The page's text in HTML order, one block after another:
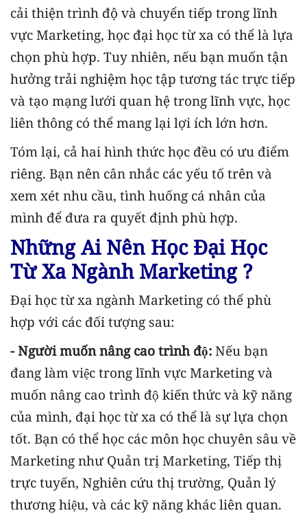
cải thiện trình độ và chuyển tiếp trong lĩnh
vực Marketing, học đại học từ xa có thể là lựa
chọn phù hợp. Tuy nhiên, nếu bạn muốn tận
hưởng trải nghiệm học tập tương tác trực tiếp
và tạo mạng lưới quan hệ trong lĩnh vực, học
liên thông có thể mang lại lợi ích lớn hơn.
Tóm lại, cả hai hình thức học đều có ưu điểm
riêng. Bạn nên cân nhắc các yếu tố trên và
xem xét nhu cầu, tình huống cá nhân của
mình để đưa ra quyết định phù hợp.
Những Ai Nên Học Đại Học
Từ Xa Ngành Marketing ?
Đại học từ xa ngành Marketing có thể phù
hợp với các đối tượng sau:
- Người muốn nâng cao trình độ: Nếu bạn
đang làm việc trong lĩnh vực Marketing và
muốn nâng cao trình độ kiến thức và kỹ năng
của mình, đại học từ xa có thể là sự lựa chọn
tốt. Bạn có thể học các môn học chuyên sâu về
Marketing như Quản trị Marketing, Tiếp thị
trực tuyến, Nghiên cứu thị trường, Quản lý
thương hiệu, và các kỹ năng khác liên quan.